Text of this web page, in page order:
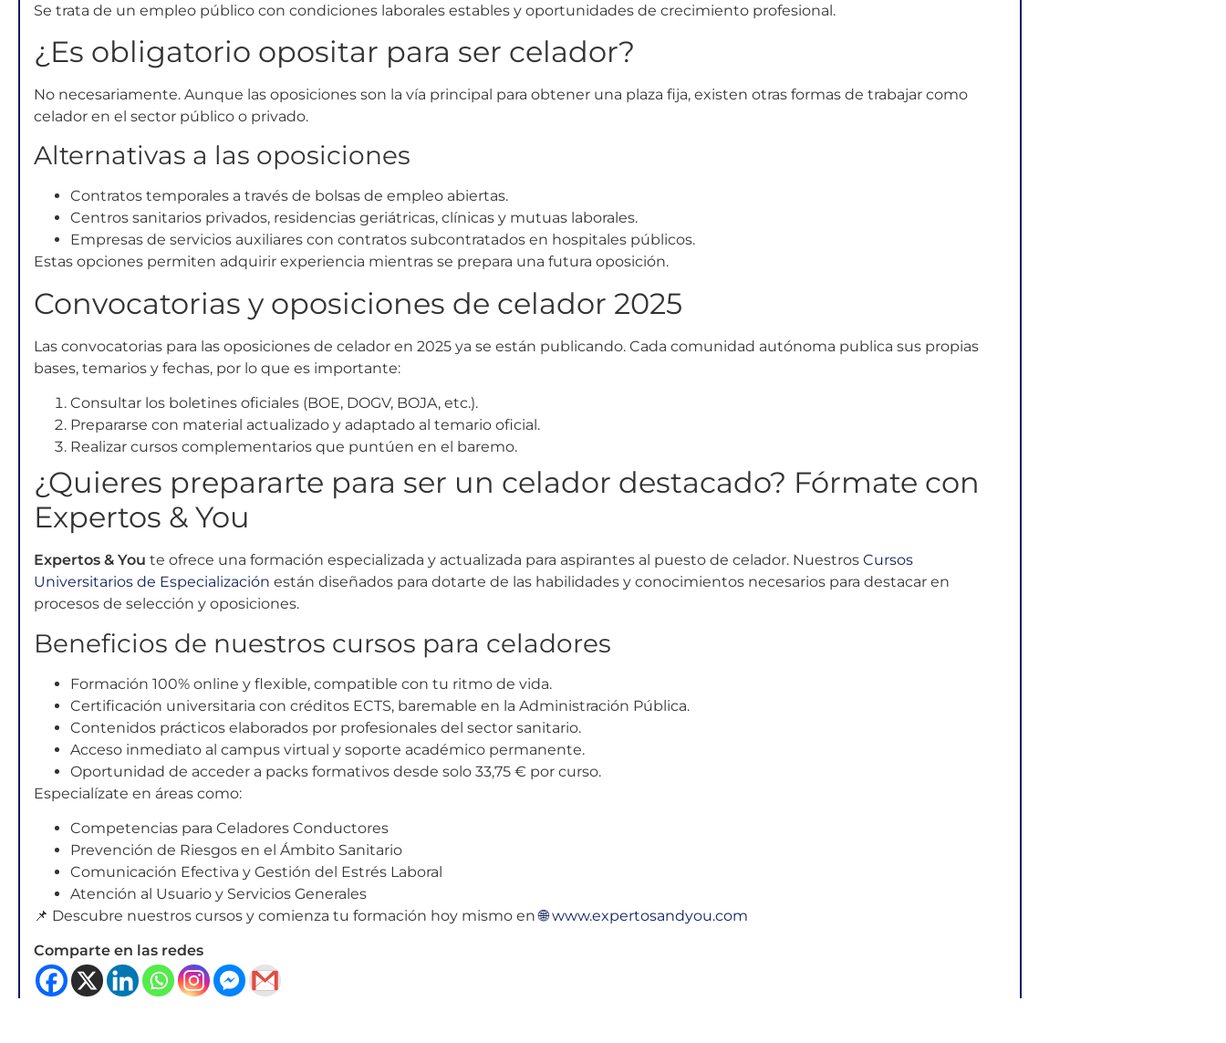
Se trata de un empleo público con condiciones laborales estables y oportunidades de crecimiento profesional.
¿Es obligatorio opositar para ser celador?
No necesariamente. Aunque las oposiciones son la vía principal para obtener una plaza fija, existen otras formas de trabajar como
celador en el sector público o privado.
Alternativas a las oposiciones
Contratos temporales a través de bolsas de empleo abiertas.
Centros sanitarios privados, residencias geriátricas, clínicas y mutuas laborales.
Empresas de servicios auxiliares con contratos subcontratados en hospitales públicos.
Estas opciones permiten adquirir experiencia mientras se prepara una futura oposición.
Convocatorias y oposiciones de celador 2025
Las convocatorias para las oposiciones de celador en 2025 ya se están publicando. Cada comunidad autónoma publica sus propias
bases, temarios y fechas, por lo que es importante:
Consultar los boletines oficiales (BOE, DOGV, BOJA, etc.).
Prepararse con material actualizado y adaptado al temario oficial.
Realizar cursos complementarios que puntúen en el baremo.
¿Quieres prepararte para ser un celador destacado? Fórmate con
Expertos & You
Expertos & You te ofrece una formación especializada y actualizada para aspirantes al puesto de celador. Nuestros Cursos
Universitarios de Especialización están diseñados para dotarte de las habilidades y conocimientos necesarios para destacar en
procesos de selección y oposiciones.
Beneficios de nuestros cursos para celadores
Formación 100% online y flexible, compatible con tu ritmo de vida.
Certificación universitaria con créditos ECTS, baremable en la Administración Pública.
Contenidos prácticos elaborados por profesionales del sector sanitario.
Acceso inmediato al campus virtual y soporte académico permanente.
Oportunidad de acceder a packs formativos desde solo 33,75 € por curso.
Especialízate en áreas como:
Competencias para Celadores Conductores
Prevención de Riesgos en el Ámbito Sanitario
Comunicación Efectiva y Gestión del Estrés Laboral
Atención al Usuario y Servicios Generales
📌 Descubre nuestros cursos y comienza tu formación hoy mismo en🌐 www.expertosandyou.com
Comparte en las redes